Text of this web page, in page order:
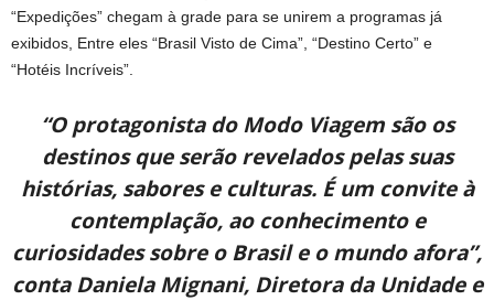
“Expedições” chegam à grade para se unirem a programas já
exibidos, Entre eles “Brasil Visto de Cima”, “Destino Certo” e
“Hotéis Incríveis”.
“O protagonista do Modo Viagem são os
destinos que serão revelados pelas suas
histórias, sabores e culturas. É um convite à
contemplação, ao conhecimento e
curiosidades sobre o Brasil e o mundo afora”,
conta Daniela Mignani, Diretora da Unidade e